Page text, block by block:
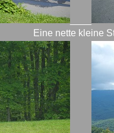
Eine nette kleine